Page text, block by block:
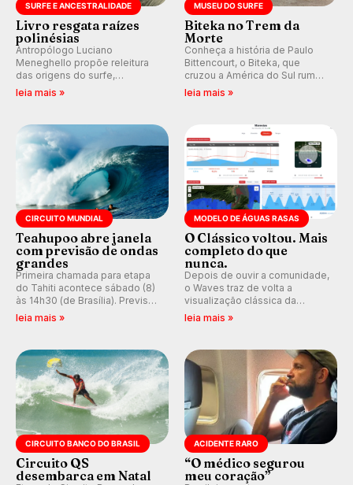
SURFE E ANCESTRALIDADE
Livro resgata raízes
polinésias
Antropólogo Luciano
Meneghello propõe releitura
das origens do surfe,
resgatando a cultura polinésia
prática em esporte e indústria.
leia mais »
MUSEU DO SURFE
Biteka no Trem da
Morte
Conheça a história de Paulo
Bittencourt, o Biteka, que
cruzou a América do Sul rumo
ao Pacífico em uma jornada
leia mais »
CIRCUITO MUNDIAL
Teahupoo abre janela
com previsão de ondas
grandes
Primeira chamada para etapa
do Tahiti acontece sábado (8)
às 14h30 (de Brasília). Previsão
indica swell consistente.
Kelly Slater convidado.
leia mais »
MODELO DE ÁGUAS RASAS
O Clássico voltou. Mais
completo do que
nunca.
Depois de ouvir a comunidade,
o Waves traz de volta a
visualização clássica da
previsão de águas rasas,
ondas para até 16 dias.
leia mais »
CIRCUITO BANCO DO BRASIL
Circuito QS
desembarca em Natal
ACIDENTE RARO
“O médico segurou
meu coração”